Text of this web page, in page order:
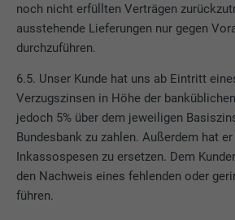
noch nicht erfüllten Verträgen
ausstehende Lieferungen nur gegen
durchzuführen.
6.5. Unser Kunde hat uns ab Eintritt
Verzugszinsen in Höhe der
jedoch 5% über dem jeweiligen
Bundesbank zu zahlen. Außerdem hat
Inkassospesen zu ersetzen. Dem
den Nachweis eines fehlenden oder
führen.